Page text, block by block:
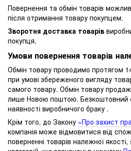
Повернення та обмін товарів
після отримання товару покупцем.
Зворотня доставка товарів
покупця.
Умови повернення товарів
Обмін товару проводимо протягом
при умові збереженого вигляду
самого товару. Обмін товару
лише Новою поштою. Безкоштовний
наявності виробничого браку .
Крім того, до Закону «Про захист
компанія може відмовитися від
поверненні товарів належної